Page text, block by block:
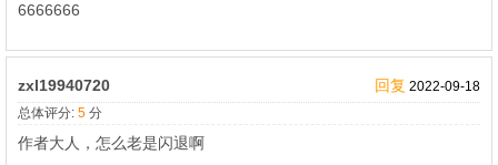
6666666
zxl19940720 回复 2022-09-18
总体评分: 5 分
作者大人，怎么老是闪退啊